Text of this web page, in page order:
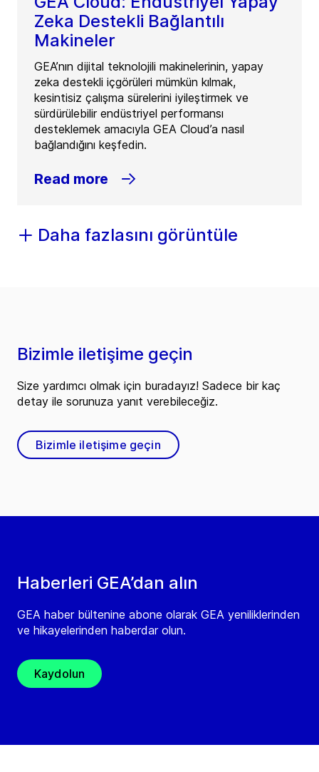
Zeka Destekli Bağlantılı
Makineler
GEA’nın dijital teknolojili makinelerinin, yapay
zeka destekli içgörüleri mümkün kılmak,
kesintisiz çalışma sürelerini iyileştirmek ve
sürdürülebilir endüstriyel performansı
desteklemek amacıyla GEA Cloud’a nasıl
bağlandığını keşfedin.
Read more
Daha fazlasını görüntüle
Haberleri GEA’dan alın
GEA haber bültenine abone olarak GEA yeniliklerinden
ve hikayelerinden haberdar olun.
Kaydolun
Bizimle iletişime geçin
Size yardımcı olmak için buradayız! Sadece bir kaç
detay ile sorunuza yanıt verebileceğiz.
Bizimle iletişime geçin